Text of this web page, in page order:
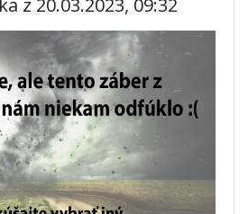
z 20.03.2023, 09:32